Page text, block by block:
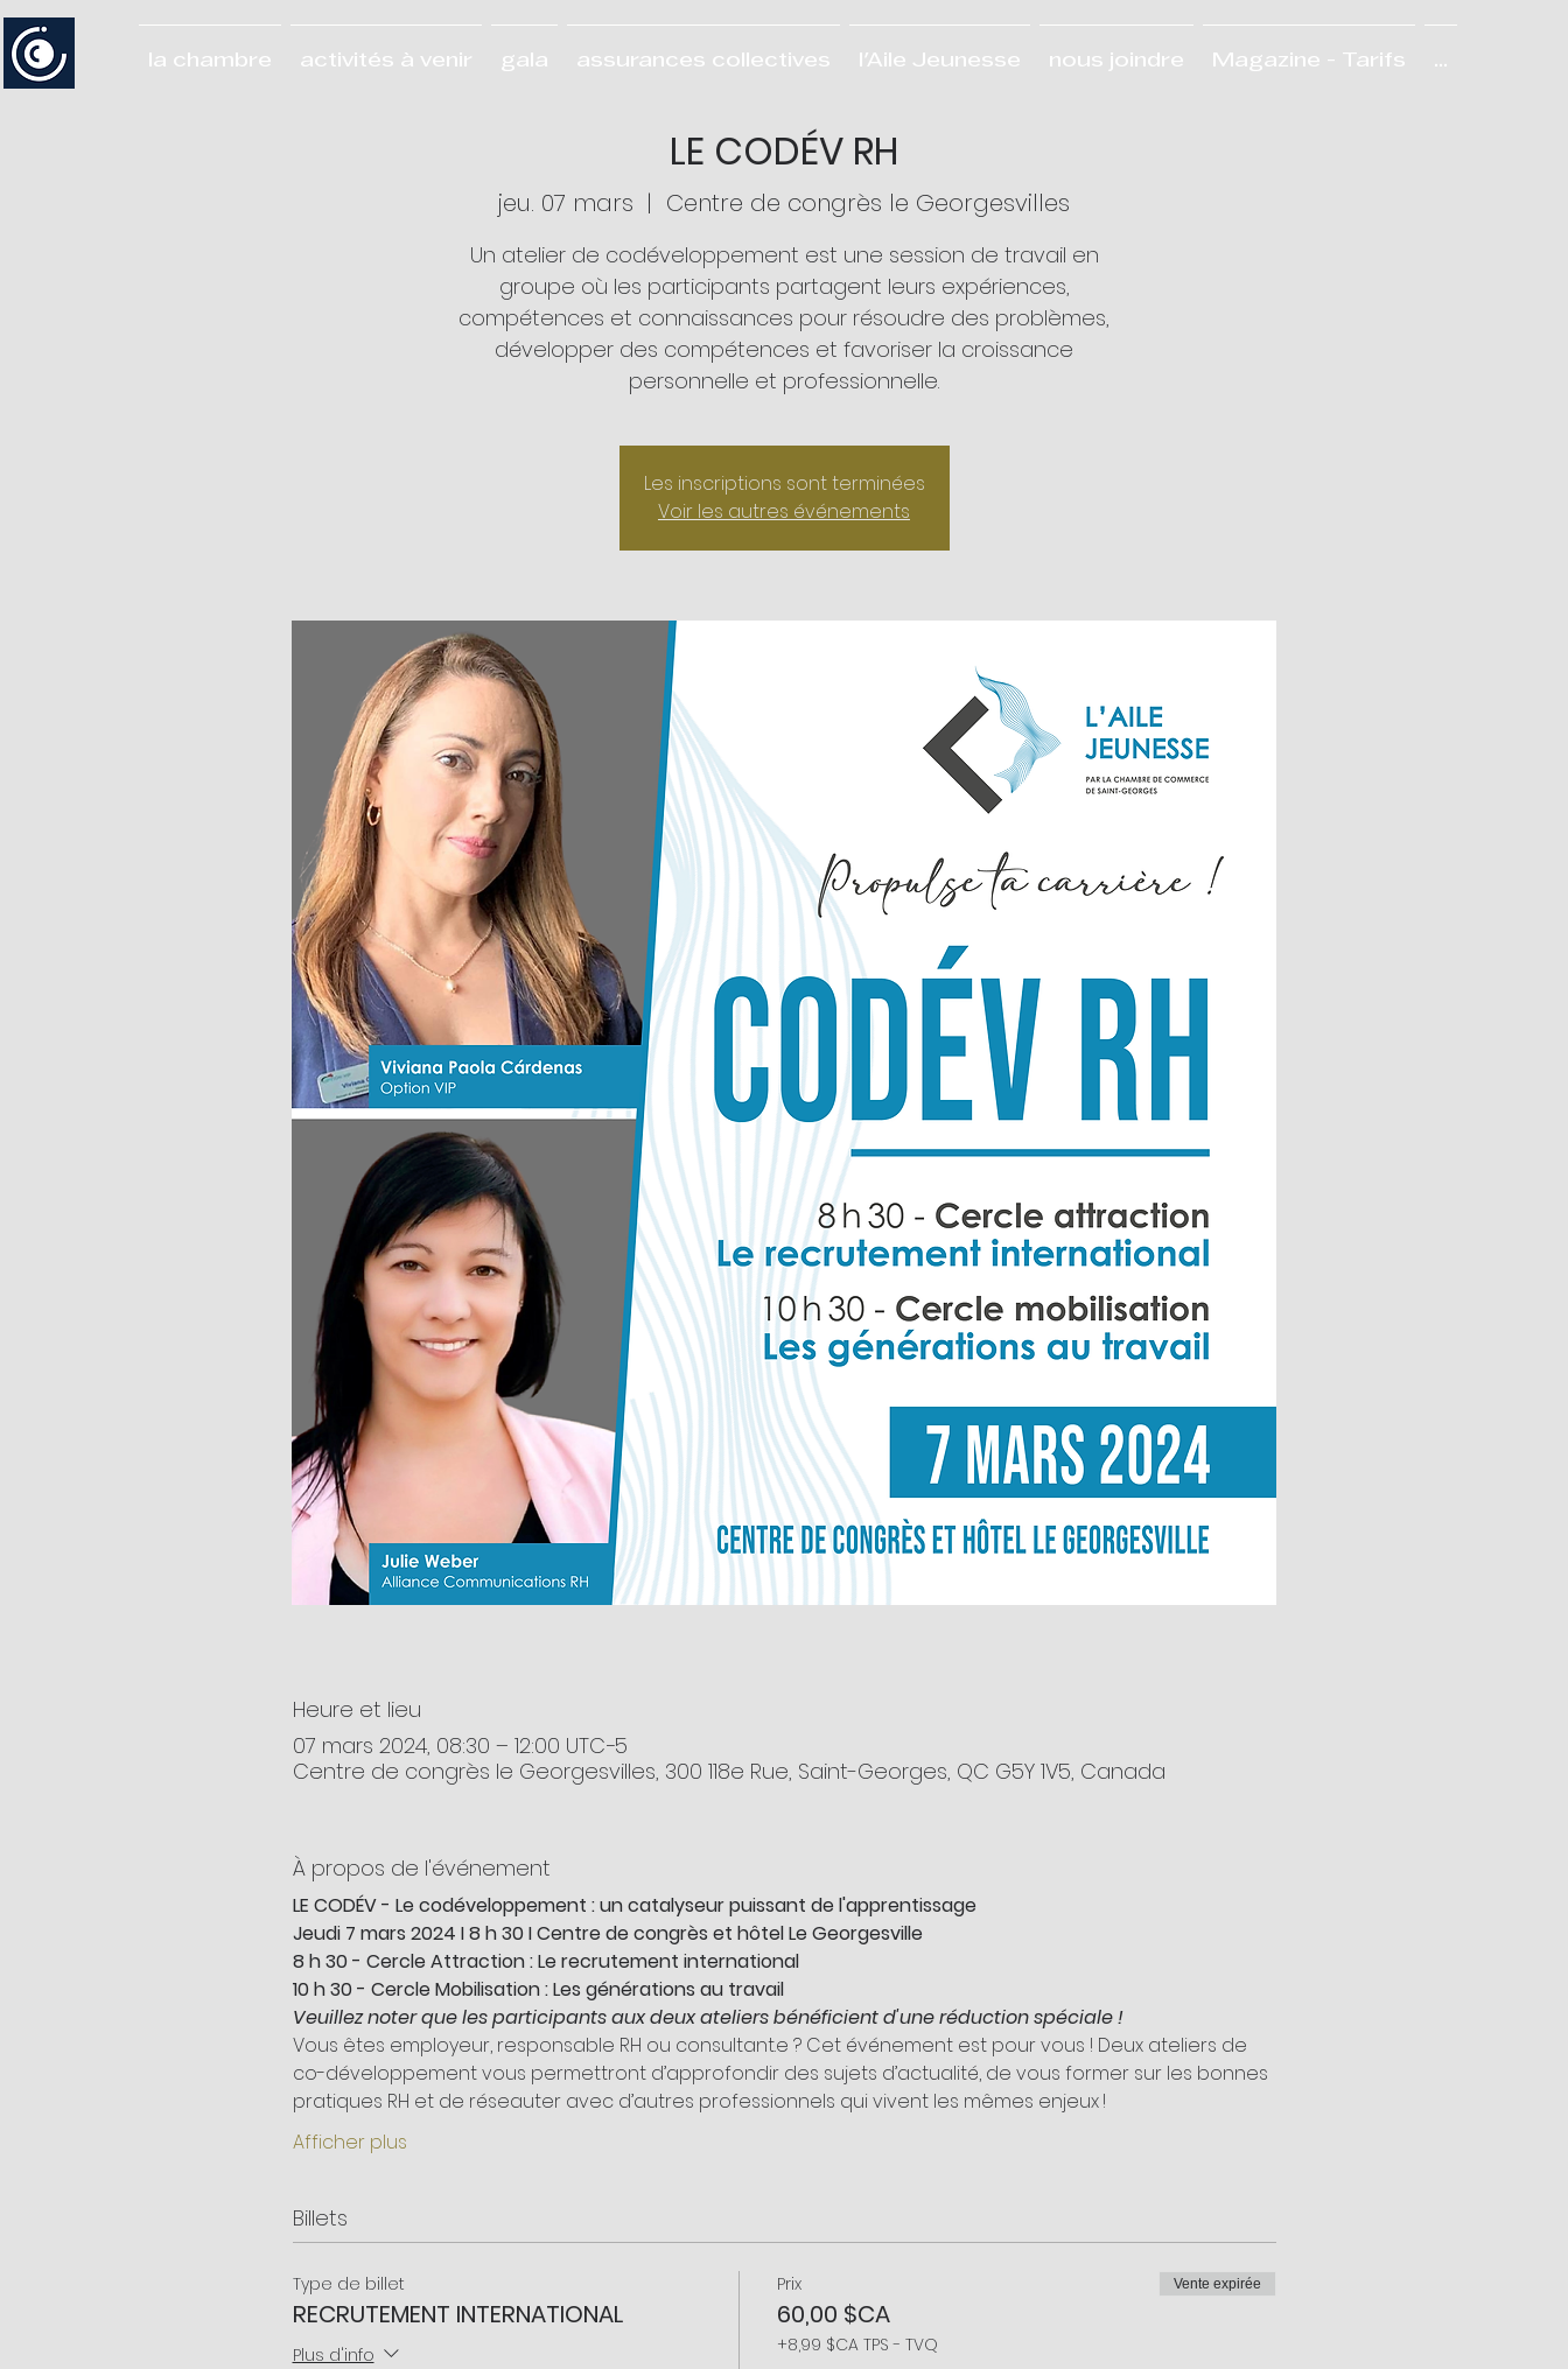
la chambre activités à venir gala assurances collectives l'Aile Jeunesse nous joindre Magazine - Tarifs ...
LE CODÉV RH
jeu. 07 mars
  |
Centre de congrès le Georgesvilles
Un atelier de codéveloppement est une session de travail en
groupe où les participants partagent leurs expériences,
compétences et connaissances pour résoudre des problèmes,
développer des compétences et favoriser la croissance
personnelle et professionnelle.
Les inscriptions sont terminées
Voir les autres événements
Heure et lieu
07 mars 2024, 08:30 – 12:00 UTC−5
Centre de congrès le Georgesvilles, 300 118e Rue, Saint-Georges, QC G5Y 1V5, Canada
À propos de l'événement
LE CODÉV - Le codéveloppement : un catalyseur puissant de l'apprentissage
Jeudi 7 mars 2024 I 8 h 30 I Centre de congrès et hôtel Le Georgesville
8 h 30 - Cercle Attraction : Le recrutement international
10 h 30 - Cercle Mobilisation : Les générations au travail
Veuillez noter que les participants aux deux ateliers bénéficient d'une réduction spéciale !
Vous êtes employeur, responsable RH ou consultant.e ? Cet événement est pour vous ! Deux ateliers de
co-développement vous permettront d’approfondir des sujets d’actualité, de vous former sur les bonnes
pratiques RH et de réseauter avec d’autres professionnels qui vivent les mêmes enjeux !
Afficher plus
Billets
Type de billet
RECRUTEMENT INTERNATIONAL
Plus d'info
Prix
60,00 $CA
+8,99 $CA TPS - TVQ
Vente expirée